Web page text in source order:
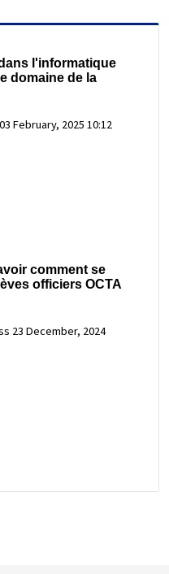
l'informatique
domaine de la
03 February, 2025 10:12
comment se
officiers OCTA
23 December, 2024